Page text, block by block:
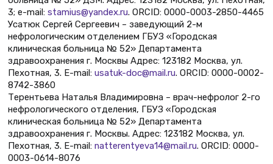
3; e-mail: stamius@yandex.ru. ORCID: 0000-0003-2850-4465
Усатюк Сергей Сергеевич – заведующий 2-м
нефрологическим отделением ГБУЗ «Городская
клиническая больница № 52» Департамента
здравоохранения г. Москвы Адрес: 123182 Москва, ул.
Пехотная, 3. E-mail: usatuk-doc@mail.ru. ORCID: 0000-0002-
8742-3860
Терентьева Наталья Владимировна – врач-нефролог 2-го
нефрологического отделения, ГБУЗ «Городская
клиническая больница № 52» Департамента
здравоохранения г. Москвы. Адрес: 123182 Москва, ул.
Пехотная, 3. E-mail: natterentyeva14@mail.ru. ORCID: 0000-
0003-0614-8076